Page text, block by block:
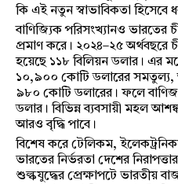
কি এই নতুন স্বাভাবিকতা হিসেবে
বাণিজ্যিক পরিসংখ্যানও ভারতের
প্রমাণ করে। ২০২৪–২৫ অর্থবছরে
হয়েছে ১১৮ বিলিয়ন ডলার। এর
১০,৯০০ কোটি ডলারের সমতুল্য,
৯৮০ কোটি ডলারের। ফলে
ডলার। বিভিন্ন ব্যবসায়ী মহল
আরও বৃদ্ধি পাবে।
বিশেষ করে টেলিকম,
ভারতের নির্ভরতা দেশের
শুল্কযুদ্ধের প্রেক্ষাপটে ভারতীয়